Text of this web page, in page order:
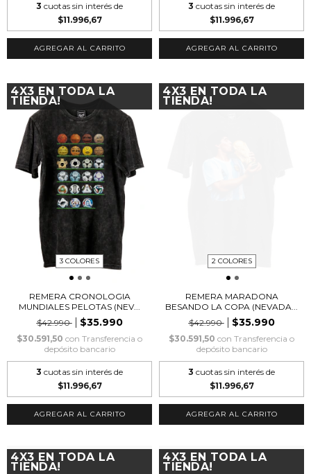
3 cuotas sin interés de
$11.996,67
AGREGAR AL CARRITO
3 cuotas sin interés de
$11.996,67
AGREGAR AL CARRITO
4X3 EN TODA LA
TIENDA!
3 COLORES
REMERA CRONOLOGIA
MUNDIALES PELOTAS (NEV...
$42.990
$35.990
$30.591,50 con Transferencia o
depósito bancario
3 cuotas sin interés de
$11.996,67
AGREGAR AL CARRITO
4X3 EN TODA LA
TIENDA!
2 COLORES
REMERA MARADONA
BESANDO LA COPA (NEVADA...
$42.990
$35.990
$30.591,50 con Transferencia o
depósito bancario
3 cuotas sin interés de
$11.996,67
AGREGAR AL CARRITO
4X3 EN TODA LA
TIENDA!
4X3 EN TODA LA
TIENDA!